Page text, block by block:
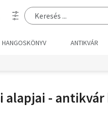
HANGOSKÖNYV ANTIKVÁR
alapjai -